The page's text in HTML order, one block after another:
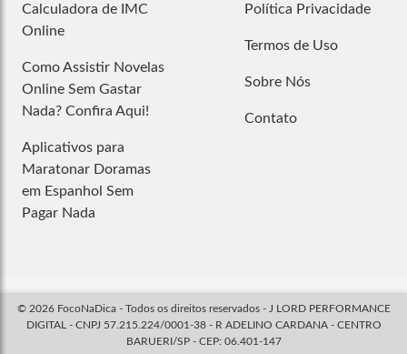
Calculadora de IMC
Online
Como Assistir Novelas
Online Sem Gastar
Nada? Confira Aqui!
Aplicativos para
Maratonar Doramas
em Espanhol Sem
Pagar Nada
Política Privacidade
Termos de Uso
Sobre Nós
Contato
© 2026 FocoNaDica - Todos os direitos reservados - J LORD PERFORMANCE
DIGITAL - CNPJ 57.215.224/0001-38 - R ADELINO CARDANA - CENTRO
BARUERI/SP - CEP: 06.401-147